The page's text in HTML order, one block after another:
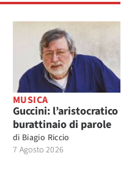
MUSICA
Guccini: l’aristocratico
burattinaio di parole
di Biagio Riccio
7 Agosto 2026